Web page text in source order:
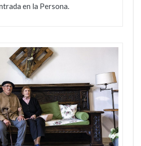
en la Persona.